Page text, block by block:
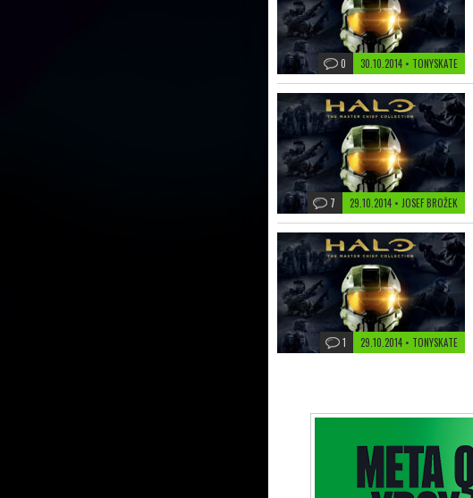
30.10.2014 • TONYSKATE
0
29.10.2014 • JOSEF BROŽEK
7
29.10.2014 • TONYSKATE
1